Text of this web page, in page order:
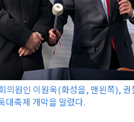
의원인 이원욱(화성을, 맨왼쪽),
대축제 개막을 알렸다.